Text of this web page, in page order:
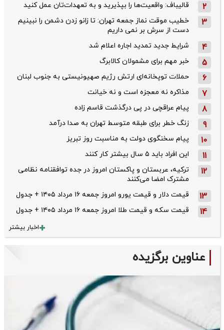
2 قالیباف: واقعیت‌ها را بپذیرید و به تعهدات‌تان عمل کنید
3
خطیب موقت نماز جمعه تهران: تا زانو زدن دشمن را نبینیم
دست از سرش بر نمی داریم
4 شرایط جدید تمدید اجاره اعلام شد
5 خبر مهم برای مشمولان کالابرگ
6 حملات توپخانه‌ای ارتش رژیم صهیونیستی به جنوب لبنان
7 مذاکره نه معجزه است و نه خیانت
8 پیام عراقچی در پی درگذشت قاسم‌ زاده
9 زنگ خطر برای طبقه متوسط تهران به صدا درآمد
10 پیام سخنگوی دولت به مناسبت روز تبریز
11 این افراد باید ۵ سال بیشتر کار کنند
12
ترکیه، عربستان و پاکستان امروز در جده توافقنامه نظامی
مشترک امضا می‌کنند
13 قیمت دلار و قیمت یورو امروز جمعه ۱۶ مرداد ۱۴۰۵ + جدول
14 قیمت سکه و قیمت طلا امروز جمعه ۱۶ مرداد ۱۴۰۵ + جدول
اخبار بیشتر
عناوین برگزیده